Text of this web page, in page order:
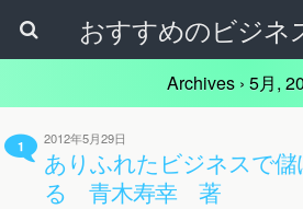
Archives › 5月,
1 2012年5月29日
ありふれたビジネスで儲
る 青木寿幸 著